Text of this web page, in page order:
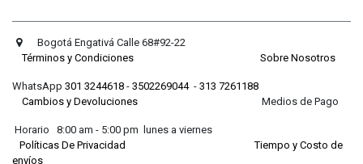
Bogotá Engativá Calle 68#92-22
Términos y Condiciones
Sobre Nosotros
WhatsApp 301 3244618 - 3502269044- 313 7261188
Cambios y Devoluciones Medios de Pago
Horario 8:00 am - 5:00 pm lunes a viernes
Políticas De Privacidad
Tiempo y Costo de
envíos